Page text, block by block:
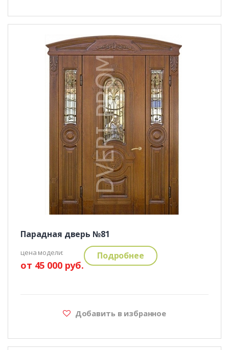
Парадная дверь №81
цена модели:
от 45 000 руб.
Подробнее
Добавить в избранное